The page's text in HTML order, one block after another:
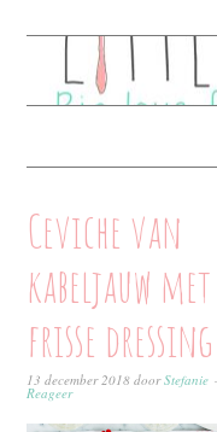
Ceviche van
kabeljauw met
frisse dressing
13 december 2018 doorStefanie
Reageer